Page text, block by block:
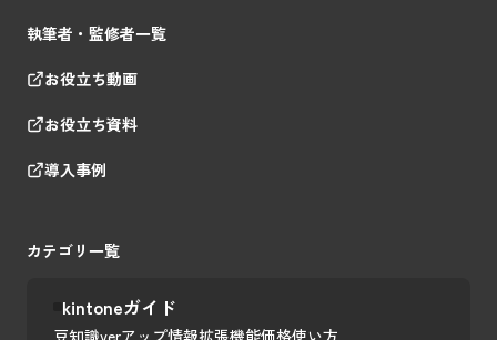
執筆者・監修者一覧
お役立ち動画
お役立ち資料
導入事例
カテゴリ一覧
kintoneガイド
豆知識verアップ情報拡張機能価格使い方